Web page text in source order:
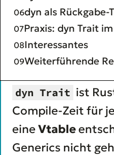
dyn als Rückgabe-
Praxis: dyn Trait
Interessantes
Weiterführende
dyn Trait ist
Compile-Zeit für
eine Vtable
Generics nicht